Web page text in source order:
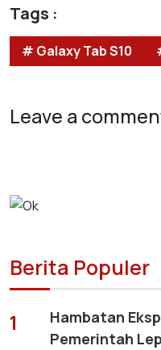
Tags :
# Galaxy Tab S10
Leave a
Berita Populer
1
Hambatan
Pemerintah